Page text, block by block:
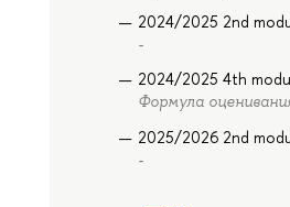
2024/2025 2nd
-
2024/2025 4th
Формула
2025/2026 2nd
-